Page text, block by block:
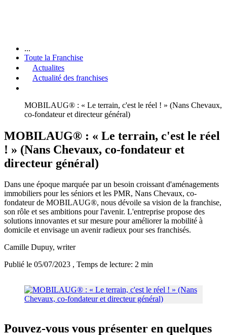
...
Toute la Franchise
Actualites
Actualité des franchises
MOBILAUG® : « Le terrain, c'est le réel ! » (Nans Chevaux,
co-fondateur et directeur général)
MOBILAUG® : « Le terrain, c'est le réel
! » (Nans Chevaux, co-fondateur et
directeur général)
Dans une époque marquée par un besoin croissant d'aménagements
immobiliers pour les séniors et les PMR, Nans Chevaux, co-
fondateur de MOBILAUG®, nous dévoile sa vision de la franchise,
son rôle et ses ambitions pour l'avenir. L'entreprise propose des
solutions innovantes et sur mesure pour améliorer la mobilité à
domicile et envisage un avenir radieux pour ses franchisés.
Camille Dupuy, writer
Publié le 05/07/2023 , Temps de lecture: 2 min
Pouvez-vous vous présenter en quelques